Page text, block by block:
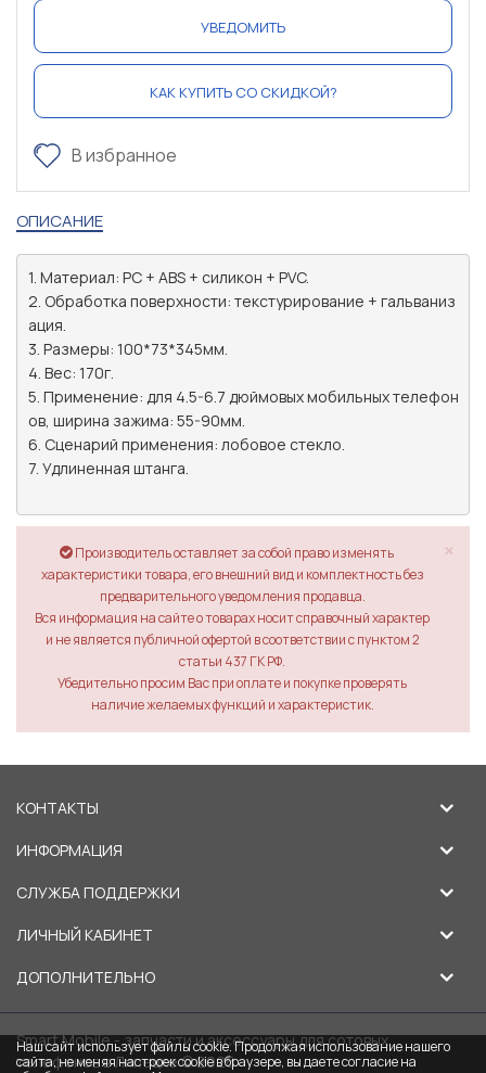
УВЕДОМИТЬ
КАК КУПИТЬ СО СКИДКОЙ?
В избранное
ОПИСАНИЕ
1. Материал: PC + ABS + силикон + PVC.
2. Обработка поверхности: текстурирование + гальваниз
ация.
3. Размеры: 100*73*345мм.
4. Вес: 170г.
5. Применение: для 4.5-6.7 дюймовых мобильных телефон
ов, ширина зажима: 55-90мм.
6. Сценарий применения: лобовое стекло.
7. Удлиненная штанга.
×
Производитель оставляет за собой право изменять
характеристики товара, его внешний вид и комплектность без
предварительного уведомления продавца.
Вся информация на сайте о товарах носит справочный характер
и не является публичной офертой в соответствии с пунктом 2
статьи 437 ГК РФ.
Убедительно просим Вас при оплате и покупке проверять
наличие желаемых функций и характеристик.
КОНТАКТЫ
ИНФОРМАЦИЯ
СЛУЖБА ПОДДЕРЖКИ
ЛИЧНЫЙ КАБИНЕТ
ДОПОЛНИТЕЛЬНО
Smart Mobile - запчасти и аксессуары для сотовых
телефонов в Липецке © 2026
Наш сайт использует файлы cookie. Продолжая использование нашего
сайта, не меняя настроек cookie в браузере, вы даете согласие на